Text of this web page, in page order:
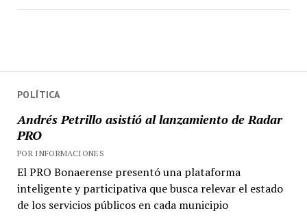
POLÍTICA
Andrés Petrillo asistió al lanzamiento de Radar
PRO
POR INFORMACIONES
El PRO Bonaerense presentó una plataforma
inteligente y participativa que busca relevar el estado
de los servicios públicos en cada municipio